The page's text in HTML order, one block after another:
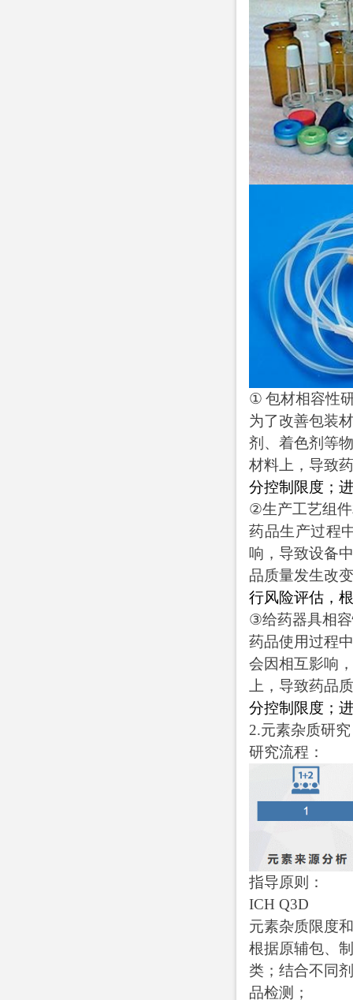
① 包材相容性
为了改善包装
剂、着色剂等
材料上，导致
分控制限度；
②生产工艺组
药品生产过程
响，导致设备
品质量发生改
行风险评估，
③给药器具相
药品使用过程
会因相互影响
上，导致药品
分控制限度；
2.元素杂质研究
研究流程：
指导原则：
ICH Q3D
元素杂质限度
根据原辅包、
类；结合不同
品检测；